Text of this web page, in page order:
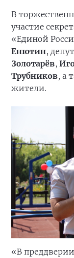
В
участие
«Единой
Енютин,
Золотарёв,
Трубников, а
жители.
«В